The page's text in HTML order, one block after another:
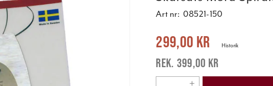
Art nr: 08521-150
Nuvarande pris:299,00 kr
299,00 kr
399,00 kr
Historik